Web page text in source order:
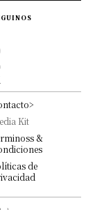
Kit
&
de